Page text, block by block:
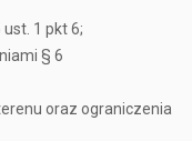
1 pkt 6;
§ 6
oraz ograniczenia